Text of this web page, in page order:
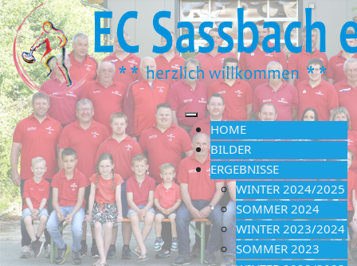
HOME
BILDER
ERGEBNISSE
WINTER 2024/2025
SOMMER 2024
WINTER 2023/2024
SOMMER 2023